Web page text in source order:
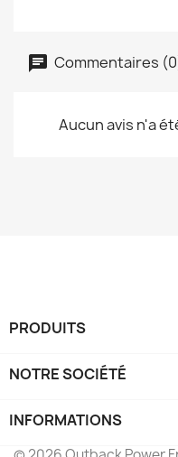
Commentaires
Aucun avis n'a
PRODUITS
NOTRE SOCIÉTÉ
INFORMATIONS